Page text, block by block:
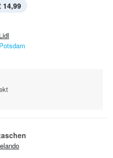
14,99
Lidl
Potsdam